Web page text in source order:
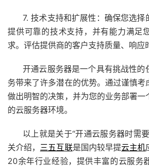
7. 技术支持和扩展性：确保您选择
提供可靠的技术支持，并有能力满足
求。评估提供商的客户支持质量、响应
开通云服务器是一个具有挑战性的
务带来了许多潜在的优势。通过谨慎考
做出明智的决策，并为您的业务部署一
的云服务器环境。
以上就是关于“开通云服务器时需
关介绍， 三五互联是国内较早提云主机
20余年行业经验，提供丰富的云服务